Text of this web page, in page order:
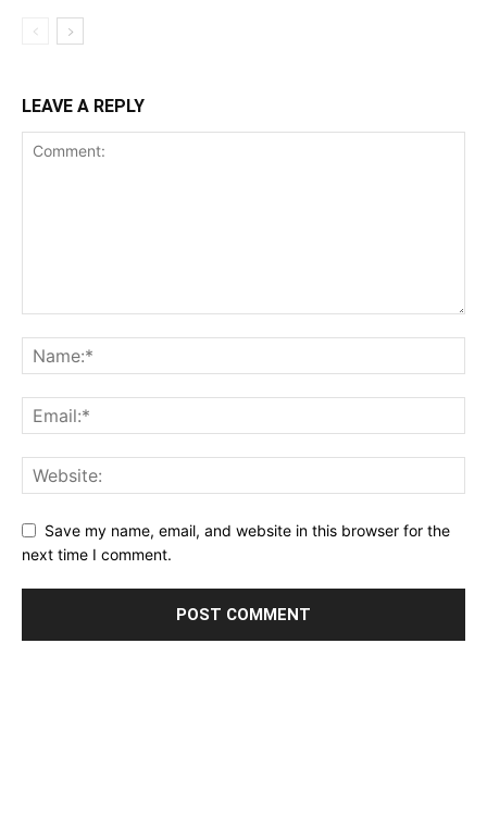
LEAVE A REPLY
Save my name, email, and website in this browser for the
next time I comment.